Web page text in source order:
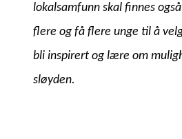
lokalsamfunn skal finnes
flere og få flere unge til å
bli inspirert og lære om
sløyden.